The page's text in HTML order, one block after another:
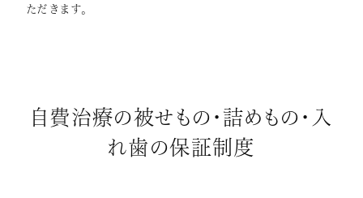
ただきます。
自費治療の被せもの・詰めもの・入
れ歯の保証制度